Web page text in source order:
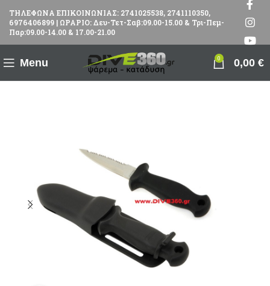
ΤΗΛΕΦΩΝΑ ΕΠΙΚΟΙΝΩΝΙΑΣ: 2741025538, 2741110350,
6976406899 | ΩΡΑΡΙΟ: Δευ-Τετ-Σαβ:09.00-15.00 & Τρι-Πεμ-
Παρ:09.00-14.00 & 17.00-21.00
Menu 0 0,00 €